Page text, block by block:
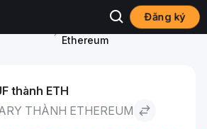
Đăng ký
Forint Hungary to
Ethereum
thành ETH
THÀNH ETHEREUM